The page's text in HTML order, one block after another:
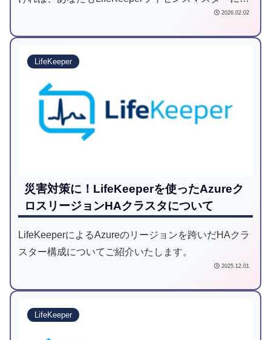
2026.02.02
LifeKeeper
災害対策に！LifeKeeperを使ったAzureク
ロスリージョンHAクラスタについて
LifeKeeperによるAzureのリージョンを跨いだHAクラ
スター構成についてご紹介いたします。
2025.12.01
LifeKeeper